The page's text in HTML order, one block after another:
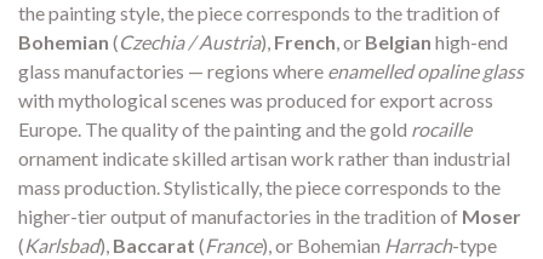
the painting style, the piece corresponds to the tradition of
Bohemian (Czechia / Austria), French, or Belgian high-end
glass manufactories — regions where enamelled opaline glass
with mythological scenes was produced for export across
Europe. The quality of the painting and the gold rocaille
ornament indicate skilled artisan work rather than industrial
mass production. Stylistically, the piece corresponds to the
higher-tier output of manufactories in the tradition of Moser
(Karlsbad), Baccarat (France), or Bohemian Harrach-type